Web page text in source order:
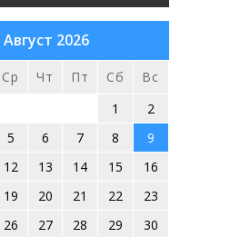
Август 2026
Ср Чт Пт Сб
Вс
1
2
5 6 7 8
9
12 13 14 15
16
19 20 21 22
23
26 27 28 29 30